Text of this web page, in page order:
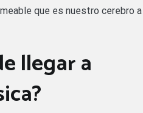
que es nuestro cerebro a
llegar a
?